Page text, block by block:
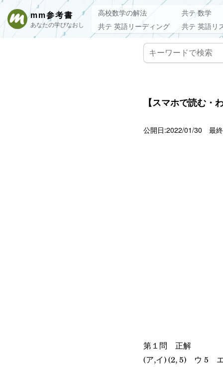
mm参考書
あなたの学びなおし
高校数学の解法
共テ 数学
共テ 英語リーディング
共テ 英語リ
【スマホで読む・
公開日:2022/01/30 最
第１問 正解
(ア,イ) (2, 5) ウ 5